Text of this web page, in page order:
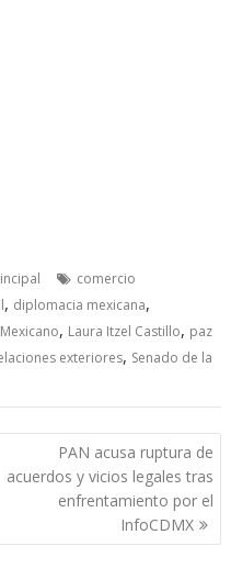
comercio
, diplomacia mexicana,
, Laura Itzel Castillo, paz
exteriores, Senado de la
PAN acusa ruptura de
acuerdos y vicios legales tras
enfrentamiento por el
InfoCDMX